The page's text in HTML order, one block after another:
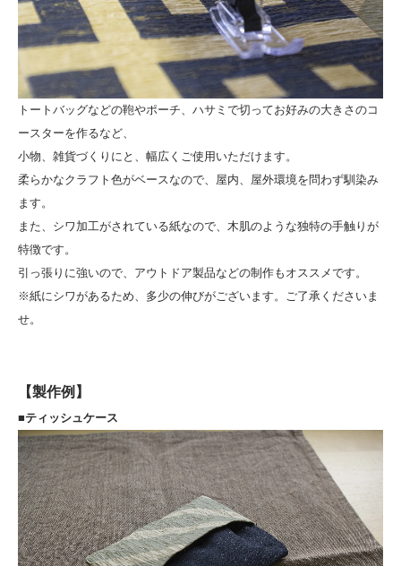
トートバッグなどの鞄やポーチ、ハサミで切ってお好みの大きさのコ
ースターを作るなど、
小物、雑貨づくりにと、幅広くご使用いただけます。
柔らかなクラフト色がベースなので、屋内、屋外環境を問わず馴染み
ます。
また、シワ加工がされている紙なので、木肌のような独特の手触りが
特徴です。
引っ張りに強いので、アウトドア製品などの制作もオススメです。
※紙にシワがあるため、多少の伸びがございます。ご了承くださいま
せ。
【製作例】
■ティッシュケース